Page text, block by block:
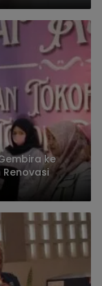
ke
Renovasi